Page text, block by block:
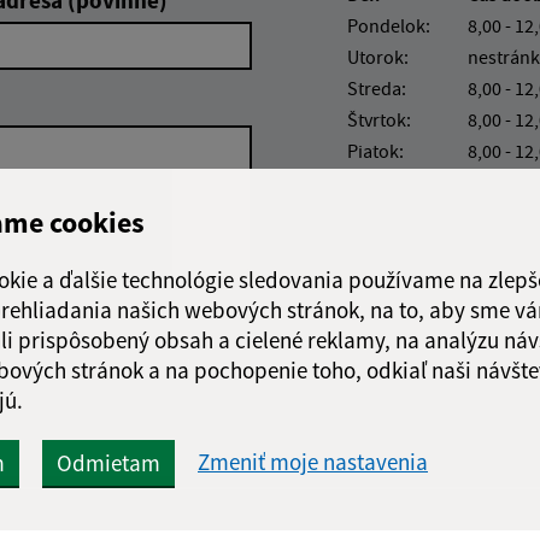
cookies
a ďalšie technológie sledovania používame na
našich webových stránok, na to, aby sme
prispôsobený obsah a cielené reklamy, na analýzu
stránok a na pochopenie toho, odkiaľ naši
Odmietam Zmeniť moje nastavenia
Google reCaptcha Response
Odoslať
správu
Pondelok:
8,00 -
Utorok:
Streda:
8,00 -
Štvrtok:
8,00 -
Piatok:
8,00 -